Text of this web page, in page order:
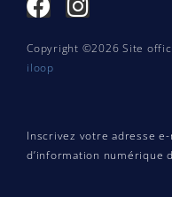
Copyright ©2026 Site
iloop
Inscrivez votre adresse
d’information numérique